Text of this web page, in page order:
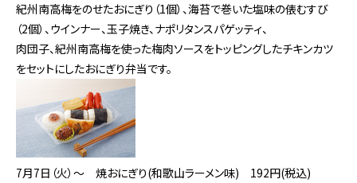
紀州南高梅をのせたおにぎり（1個）、海苔で巻いた塩味の俵むすび
（2個）、ウインナー、玉子焼き、ナポリタンスパゲッティ、
肉団子、紀州南高梅を使った梅肉ソースをトッピングしたチキンカツ
をセットにしたおにぎり弁当です。
7月7日（火）～
焼おにぎり(和歌山ラーメン味) 192円(税込)